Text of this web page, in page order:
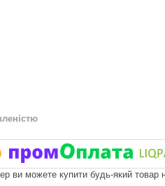
ви можете купити будь-який товар